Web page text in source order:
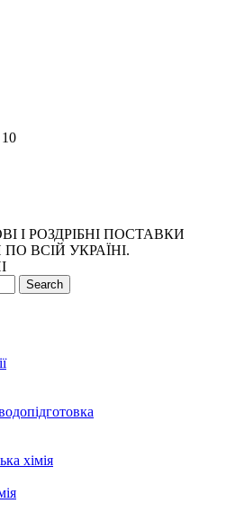
І РОЗДРІБНІ ПОСТАВКИ
ВСІЙ УКРАЇНІ.
Search
хімія